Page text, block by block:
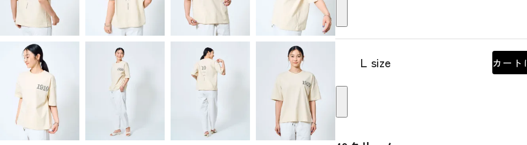
L size カート